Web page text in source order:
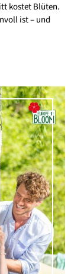
kostet Blüten.
ist – und